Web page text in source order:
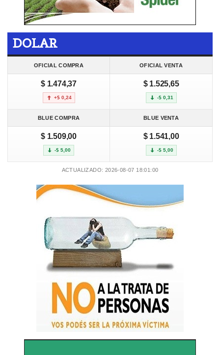
DOLAR
OFICIAL COMPRA OFICIAL VENTA
$ 1.474,37
+$ 0,24
$ 1.525,65
-$ 0,31
BLUE COMPRA BLUE VENTA
$ 1.509,00
-$ 5,00
$ 1.541,00
-$ 5,00
ACTUALIZADO: 2026-08-07 18:01:00